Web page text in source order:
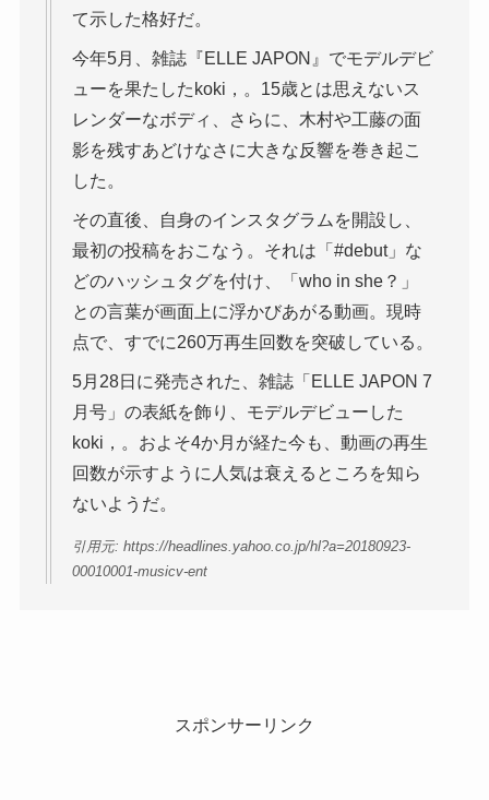
て示した格好だ。
今年5月、雑誌『ELLE JAPON』でモデルデビ
ューを果たしたkoki，。15歳とは思えないス
レンダーなボディ、さらに、木村や工藤の面
影を残すあどけなさに大きな反響を巻き起こ
した。
その直後、自身のインスタグラムを開設し、
最初の投稿をおこなう。それは「#debut」な
どのハッシュタグを付け、「who in she？」
との言葉が画面上に浮かびあがる動画。現時
点で、すでに260万再生回数を突破している。
5月28日に発売された、雑誌「ELLE JAPON 7
月号」の表紙を飾り、モデルデビューした
koki，。およそ4か月が経た今も、動画の再生
回数が示すように人気は衰えるところを知ら
ないようだ。
引用元: https://headlines.yahoo.co.jp/hl?a=20180923-
00010001-musicv-ent
スポンサーリンク